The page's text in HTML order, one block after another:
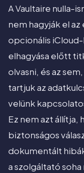
A Vaultaire nulla-
nem hagyják el
opcionális
elhagyása előtt
olvasni, és az
tartjuk az
velünk
Ez nem azt állítja,
biztonságos
dokumentált
a szolgáltató